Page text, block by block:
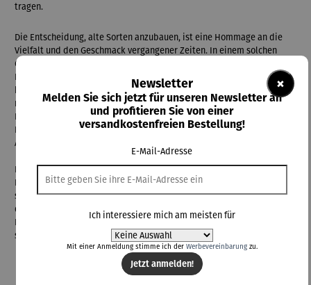
tragen.
Die Entscheidung, alte Sorten anzubauen, ist eine Hommage an die
Vielfalt und den Geschmack vergangener Zeiten. In einem solchen
Garten erleben Gärtner und Genießer eine zeitlose Verbindung zur
Natur. Von knorrigen Apfelsorten, Zwiebel und Rüben bis hin zu
bunten Tomatensorten verleihen alte Pflanzensorten dem Garten nicht
nur eine ästhetische Vielfalt, sondern auch eine geschmackliche Fülle.
Dieser Garten erinnert uns daran, dass die Vergangenheit nicht nur in
Büchern, sondern auch in unseren Ernten lebendig ist – ein grünes
Archiv der Geschmackserinnerungen.
Ein Selbstversorger-Garten ist mehr als nur eine Ansammlung von
Pflanzen – er ist eine Quelle nachhaltiger Unabhängigkeit. In einem
solchen Garten geht es darum, die Grundnahrungsmittel direkt vor
der eigenen Haustür anzubauen. Gemüsebeete, Obstbäume und
Kräuter sind sorgfältig arrangiert, um nicht nur den Tisch zu decken,
sondern auch eine Verbindung zur Natur zu schaffen.
×
Newsletter
Melden Sie sich jetzt für unseren Newsletter an
und profitieren Sie von einer
versandkostenfreien Bestellung!
E-Mail-Adresse
Ich interessiere mich am meisten für
Mit einer Anmeldung stimme ich der Werbevereinbarungzu.
Jetzt anmelden!